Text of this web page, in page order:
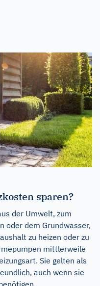
sparen?
der Umwelt, zum
oder dem Grundwasser,
zu heizen oder zu
mittlerweile
Sie gelten als
auch wenn sie